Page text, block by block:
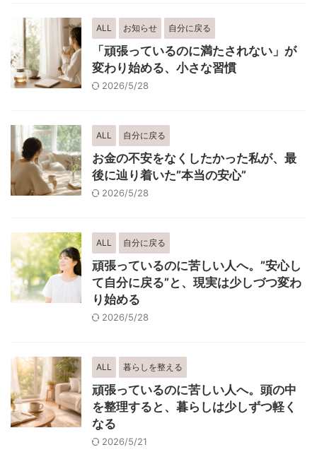
ALL お知らせ 自分に戻る
「頑張っているのに満たされない」が
変わり始める、小さな習慣
2026/5/28
ALL 自分に戻る
お金の不安をなくしたかった私が、最
後に辿り着いた”本当の安心”
2026/5/28
ALL 自分に戻る
頑張っているのに苦しい人へ。”安心し
て自分に戻る”と、現実は少しづつ変わ
り始める
2026/5/28
ALL 暮らしを整える
頑張っているのに苦しい人へ。頭の中
を整理すると、暮らしは少しずつ軽く
なる
2026/5/21